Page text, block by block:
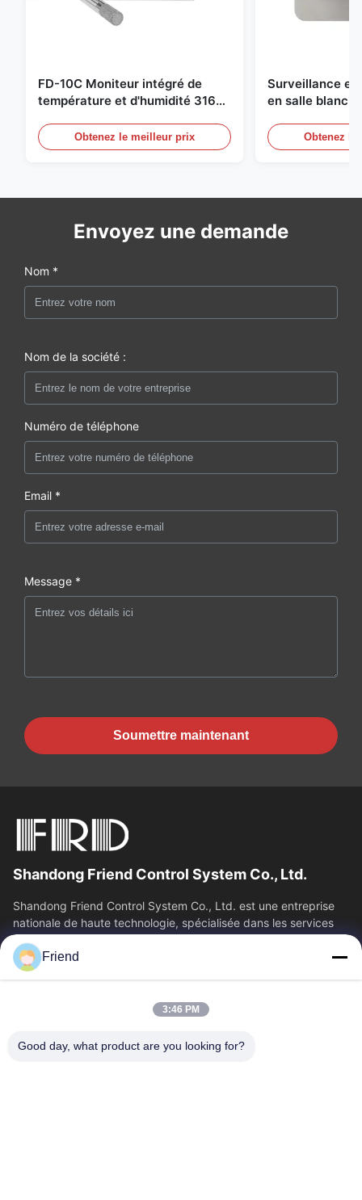
FD-10C Moniteur intégré de
température et d'humidité 316L
Obtenez le meilleur prix
Surveillance
en salle
20mA/RS485
Détection de
Obtenez
Envoyez une demande
Nom *
Nom de la société :
Numéro de téléphone
Email *
Message *
Soumettre maintenant
Shandong Friend Control System Co., Ltd.
Shandong Friend Control System Co., Ltd. est une entreprise
nationale de haute technologie, spécialisée dans les services
de R&D en...
Liens Rapides
A Propos De Nous
Visite D'usine
Contrôle De La Qualité
Friend
3:46 PM
Good day, what product are you looking for?